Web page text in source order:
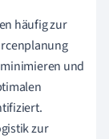
häufig zur
und
zur